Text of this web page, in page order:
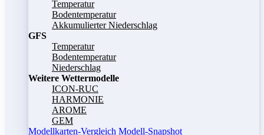
Temperatur
Bodentemperatur
Akkumulierter Niederschlag
GFS
Temperatur
Bodentemperatur
Niederschlag
Weitere Wettermodelle
ICON-RUC
HARMONIE
AROME
GEM
Modellkarten-Vergleich Modell-Snapshot